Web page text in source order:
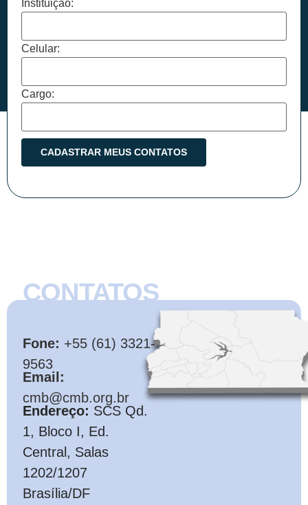
Instituição:
Celular:
Cargo:
CONTATOS
Fone: +55 (61) 3321-
9563
Email:
cmb@cmb.org.br
Endereço: SCS Qd.
1, Bloco I, Ed.
Central, Salas
1202/1207
Brasília/DF